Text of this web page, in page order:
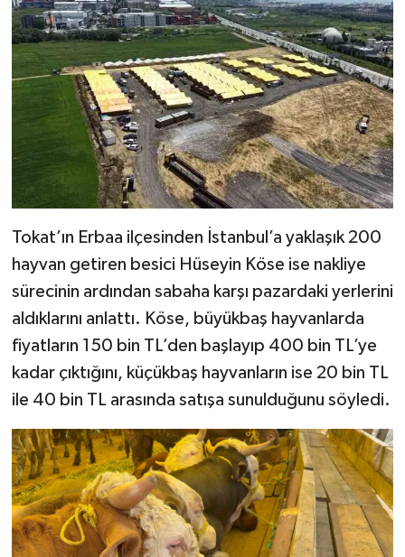
Tokat’ın Erbaa ilçesinden İstanbul’a yaklaşık 200
hayvan getiren besici Hüseyin Köse ise nakliye
sürecinin ardından sabaha karşı pazardaki yerlerini
aldıklarını anlattı. Köse, büyükbaş hayvanlarda
fiyatların 150 bin TL’den başlayıp 400 bin TL’ye
kadar çıktığını, küçükbaş hayvanların ise 20 bin TL
ile 40 bin TL arasında satışa sunulduğunu söyledi.